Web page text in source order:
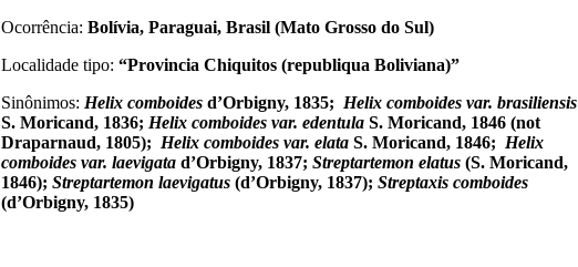
Ocorrência: Bolívia, Paraguai, Brasil (Mato Grosso do Sul)
Localidade tipo: “Provincia Chiquitos (republiqua Boliviana)”
Sinônimos: Helix comboides d’Orbigny, 1835; Helix comboides var. brasiliensis
S. Moricand, 1836; Helix comboides var. edentula S. Moricand, 1846 (not
Draparnaud, 1805); Helix comboides var. elata S. Moricand, 1846; Helix
comboides var. laevigata d’Orbigny, 1837; Streptartemon elatus (S. Moricand,
1846); Streptartemon laevigatus (d’Orbigny, 1837); Streptaxis comboides
(d’Orbigny, 1835)